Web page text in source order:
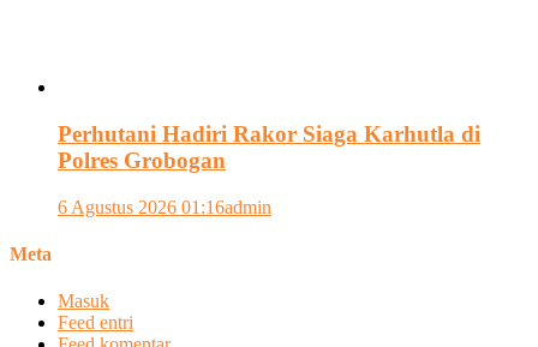
Perhutani Hadiri Rakor Siaga Karhutla di
Polres Grobogan
6 Agustus 2026 01:16admin
Meta
Masuk
Feed entri